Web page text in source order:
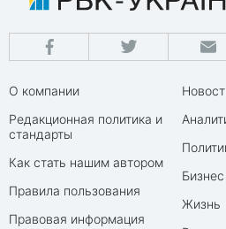
О компании
Редакционная политика и
стандарты
Как стать нашим автором
Правила пользования
Правовая информация
Бизнес
Жизнь